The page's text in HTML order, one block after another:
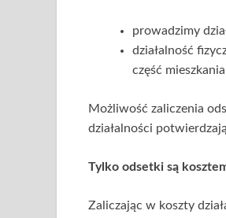
prowadzimy
działalność
część
Możliwość zaliczenia
działalności
Tylko odsetki są
Zaliczając w koszty